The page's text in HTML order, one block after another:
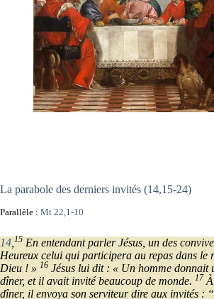
La parabole des derniers invités (14,15-24)
Parallèle : Mt 22,1-10
14 15 En entendant parler Jésus, un des
Heureux celui qui participera au repas dans le
Dieu ! » 16 Jésus lui dit : « Un homme donnait
dîner, et il avait invité beaucoup de monde. 17
dîner, il envoya son serviteur dire aux invités :